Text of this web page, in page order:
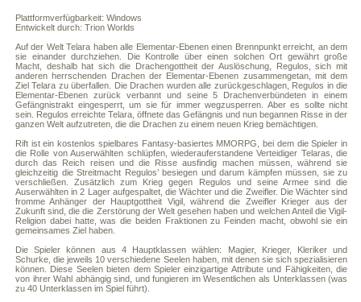
Plattformverfügbarkeit: Windows
Entwickelt durch: Trion Worlds
Auf der Welt Telara haben alle Elementar-Ebenen einen Brennpunkt erreicht, an dem
sie einander durchziehen. Die Kontrolle über einen solchen Ort gewährt große
Macht, deshalb hat sich die Drachengottheit der Auslöschung, Regulos, sich mit
anderen herrschenden Drachen der Elementar-Ebenen zusammengetan, mit dem
Ziel Telara zu überfallen. Die Drachen wurden alle zurückgeschlagen, Regulos in die
Elementar-Ebenen zurück verbannt und seine 5 Drachenverbündeten in einem
Gefängnistrakt eingesperrt, um sie für immer wegzusperren. Aber es sollte nicht
sein. Regulos erreichte Telara, öffnete das Gefängnis und nun begannen Risse in der
ganzen Welt aufzutreten, die die Drachen zu einem neuen Krieg bemächtigen.
Rift ist ein kostenlos spielbares Fantasy-basiertes MMORPG, bei dem die Spieler in
die Rolle von Auserwählten schlüpfen, wiederauferstandene Verteidiger Telaras, die
durch das Reich reisen und die Risse ausfindig machen müssen, während sie
gleichzeitig die Streitmacht Regulos’ besiegen und darum kämpfen müssen, sie zu
verschließen. Zusätzlich zum Krieg gegen Regulos und seine Armee sind die
Auserwählten in 2 Lager aufgespaltet, die Wächter und die Zweifler. Die Wächter sind
fromme Anhänger der Hauptgottheit Vigil, während die Zweifler Krieger aus der
Zukunft sind, die die Zerstörung der Welt gesehen haben und welchen Anteil die Vigil-
Religion dabei hatte, was die beiden Fraktionen zu Feinden macht, obwohl sie ein
gemeinsames Ziel haben.
Die Spieler können aus 4 Hauptklassen wählen: Magier, Krieger, Kleriker und
Schurke, die jeweils 10 verschiedene Seelen haben, mit denen sie sich spezialisieren
können. Diese Seelen bieten dem Spieler einzigartige Attribute und Fähigkeiten, die
von ihrer Wahl abhängig sind, und fungieren im Wesentlichen als Unterklassen (was
zu 40 Unterklassen im Spiel führt).